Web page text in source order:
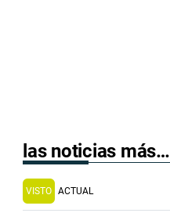
las noticias más…
VISTO ACTUAL